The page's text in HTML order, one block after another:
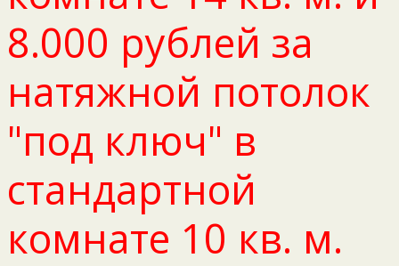
8.000 рублей за
натяжной потолок
"под ключ" в
стандартной
комнате 10 кв. м.